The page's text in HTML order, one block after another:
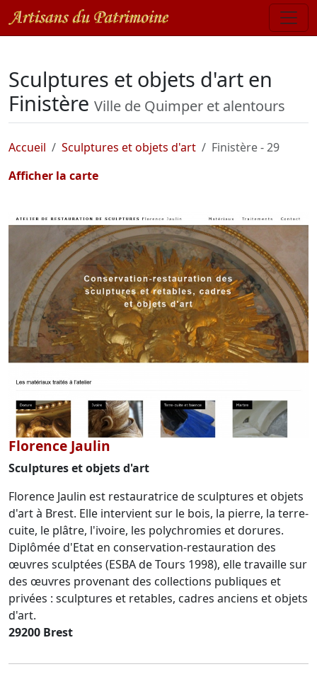
Sculptures et objets d'art en
Finistère Ville de Quimper et alentours
Accueil Sculptures et objets d'art
Finistère - 29
Afficher la carte
Florence Jaulin
Sculptures et objets d'art
Florence Jaulin est restauratrice de sculptures et objets
d'art à Brest. Elle intervient sur le bois, la pierre, la terre-
cuite, le plâtre, l'ivoire, les polychromies et dorures.
Diplômée d'Etat en conservation-restauration des
œuvres sculptées (ESBA de Tours 1998), elle travaille sur
des œuvres provenant des collections publiques et
privées : sculptures et retables, cadres anciens et objets
d'art.
29200 Brest